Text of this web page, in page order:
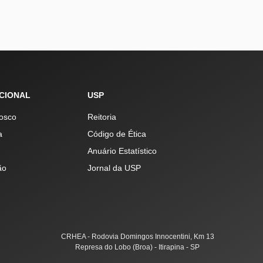
USP
Reitoria
Código de Ética
Anuário Estatístico
Jornal da USP
CRHEA - Rodovia Domingos Innocentini, Km 13
Represa do Lobo (Broa) - Itirapina - SP